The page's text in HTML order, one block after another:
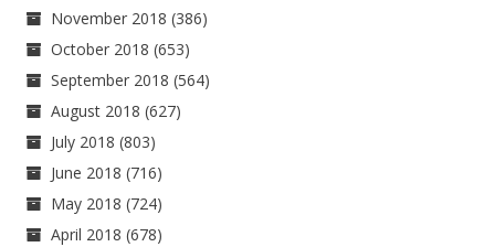
November 2018 (386)
October 2018 (653)
September 2018 (564)
August 2018 (627)
July 2018 (803)
June 2018 (716)
May 2018 (724)
April 2018 (678)